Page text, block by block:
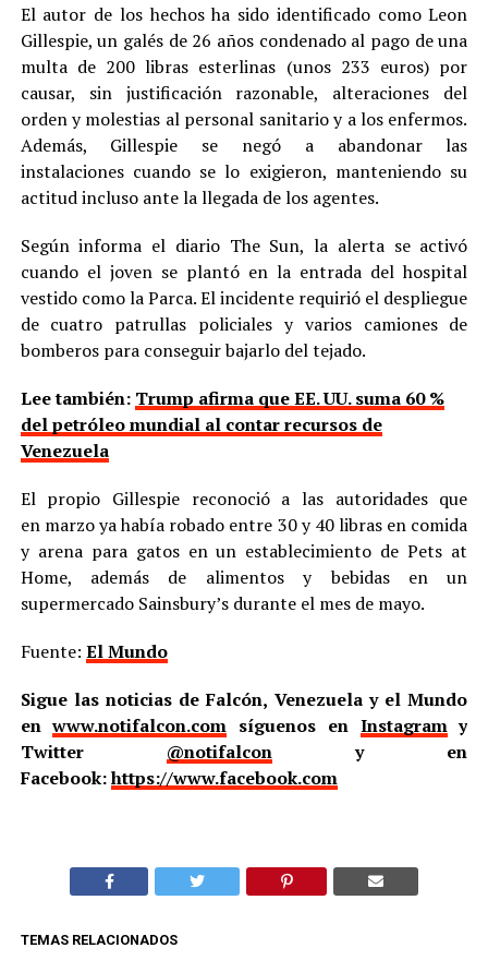
El autor de los hechos ha sido identificado como Leon
Gillespie, un galés de 26 años condenado al pago de una
multa de 200 libras esterlinas (unos 233 euros) por
causar, sin justificación razonable, alteraciones del
orden y molestias al personal sanitario y a los enfermos.
Además, Gillespie se negó a abandonar las
instalaciones cuando se lo exigieron, manteniendo su
actitud incluso ante la llegada de los agentes.
Según informa el diario The Sun, la alerta se activó
cuando el joven se plantó en la entrada del hospital
vestido como la Parca. El incidente requirió el despliegue
de cuatro patrullas policiales y varios camiones de
bomberos para conseguir bajarlo del tejado.
Lee también: Trump afirma que EE. UU. suma 60 %
del petróleo mundial al contar recursos de
Venezuela
El propio Gillespie reconoció a las autoridades que
en marzo ya había robado entre 30 y 40 libras en comida
y arena para gatos en un establecimiento de Pets at
Home, además de alimentos y bebidas en un
supermercado Sainsbury’s durante el mes de mayo.
Fuente: El Mundo
Sigue las noticias de Falcón, Venezuela y el Mundo
enwww.notifalcon.com síguenos en Instagramy
Twitter @notifalcony en
Facebook:https://www.facebook.com
TEMAS RELACIONADOS